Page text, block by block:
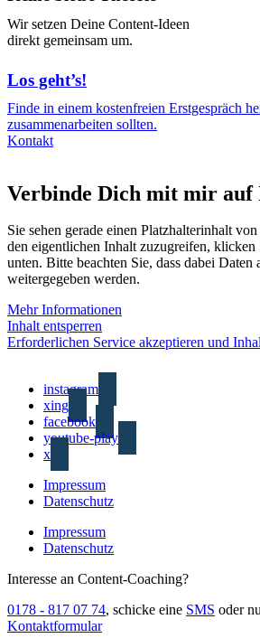
Wir setzen Deine Content-Ideen
direkt gemeinsam um.
Los geht’s!
Finde in einem kostenfreien Erstgespräch
zusammenarbeiten sollten.
Kontakt
Verbinde Dich mit mir auf
Sie sehen gerade einen Platzhalterinhalt von
den eigentlichen Inhalt zuzugreifen, klicken
unten. Bitte beachten Sie, dass dabei Daten
weitergegeben werden.
Mehr Informationen
Inhalt entsperren
Erforderlichen Service akzeptieren und
instagram
xing
facebook
youtube-play
x
Impressum
Datenschutz
Impressum
Datenschutz
Interesse an Content-Coaching?
0178 - 817 07 74, schicke eine SMS oder
Kontaktformular